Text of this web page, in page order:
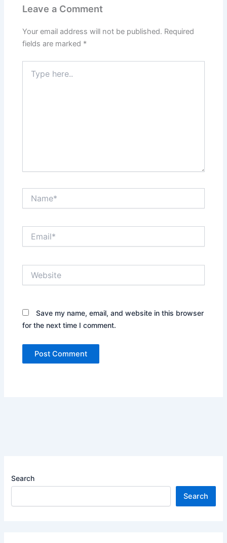
Leave a Comment
Your email address will not be published. Required
fields are marked *
here..
Save my name, email, and website in this browser
for the next time I comment.
Search
Search